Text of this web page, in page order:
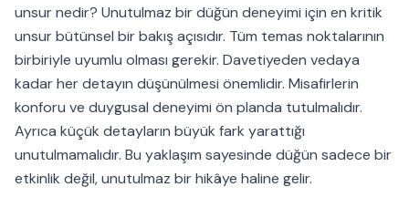
unsur nedir? Unutulmaz bir düğün deneyimi için en kritik
unsur bütünsel bir bakış açısıdır. Tüm temas noktalarının
birbiriyle uyumlu olması gerekir. Davetiyeden vedaya
kadar her detayın düşünülmesi önemlidir. Misafirlerin
konforu ve duygusal deneyimi ön planda tutulmalıdır.
Ayrıca küçük detayların büyük fark yarattığı
unutulmamalıdır. Bu yaklaşım sayesinde düğün sadece bir
etkinlik değil, unutulmaz bir hikâye haline gelir.